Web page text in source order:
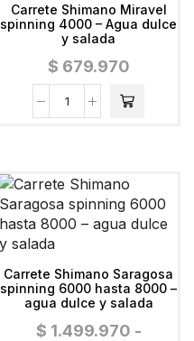
Carrete Shimano Miravel
spinning 4000 – Agua dulce
y salada
$ 679.970
Carrete Shimano Saragosa
spinning 6000 hasta 8000 –
agua dulce y salada
$ 1.499.970 -